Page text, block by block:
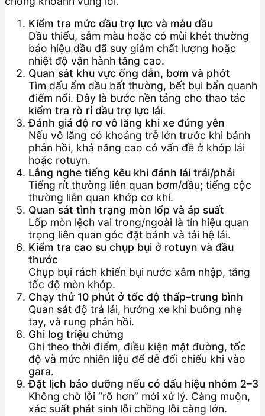
Kiểm tra mức dầu trợ lực và màu dầu
Dầu thiếu, sẫm màu hoặc có mùi khét thường
báo hiệu dầu đã suy giảm chất lượng hoặc
nhiệt độ vận hành tăng cao.
Quan sát khu vực ống dẫn, bơm và phớt
Tìm dấu ẩm dầu bất thường, bết bụi bẩn quanh
điểm nối. Đây là bước nền tảng cho thao tác
kiểm tra rò rỉ dầu trợ lực lái.
Đánh giá độ rơ vô lăng khi xe đứng yên
Nếu vô lăng có khoảng trễ lớn trước khi bánh
phản hồi, khả năng cao có vấn đề ở khớp lái
hoặc rotuyn.
Lắng nghe tiếng kêu khi đánh lái trái/phải
Tiếng rít thường liên quan bơm/dầu; tiếng cộc
thường liên quan khớp cơ khí.
Quan sát tình trạng mòn lốp và áp suất
Lốp mòn lệch vai trong/ngoài là tín hiệu quan
trọng liên quan góc đặt bánh và tải hệ lái.
Kiểm tra cao su chụp bụi ở rotuyn và đầu
thước
Chụp bụi rách khiến bụi nước xâm nhập, tăng
tốc độ mòn khớp.
Chạy thử 10 phút ở tốc độ thấp–trung bình
Quan sát độ trả lái, hướng xe khi buông nhẹ
tay, và rung phản hồi.
Ghi log triệu chứng
Ghi theo thời điểm, điều kiện mặt đường, tốc
độ và mức nhiên liệu để dễ đối chiếu khi vào
gara.
Đặt lịch bảo dưỡng nếu có dấu hiệu nhóm 2–3
Không chờ lỗi “rõ hơn” mới xử lý. Càng muộn,
xác suất phát sinh lỗi chồng lỗi càng lớn.